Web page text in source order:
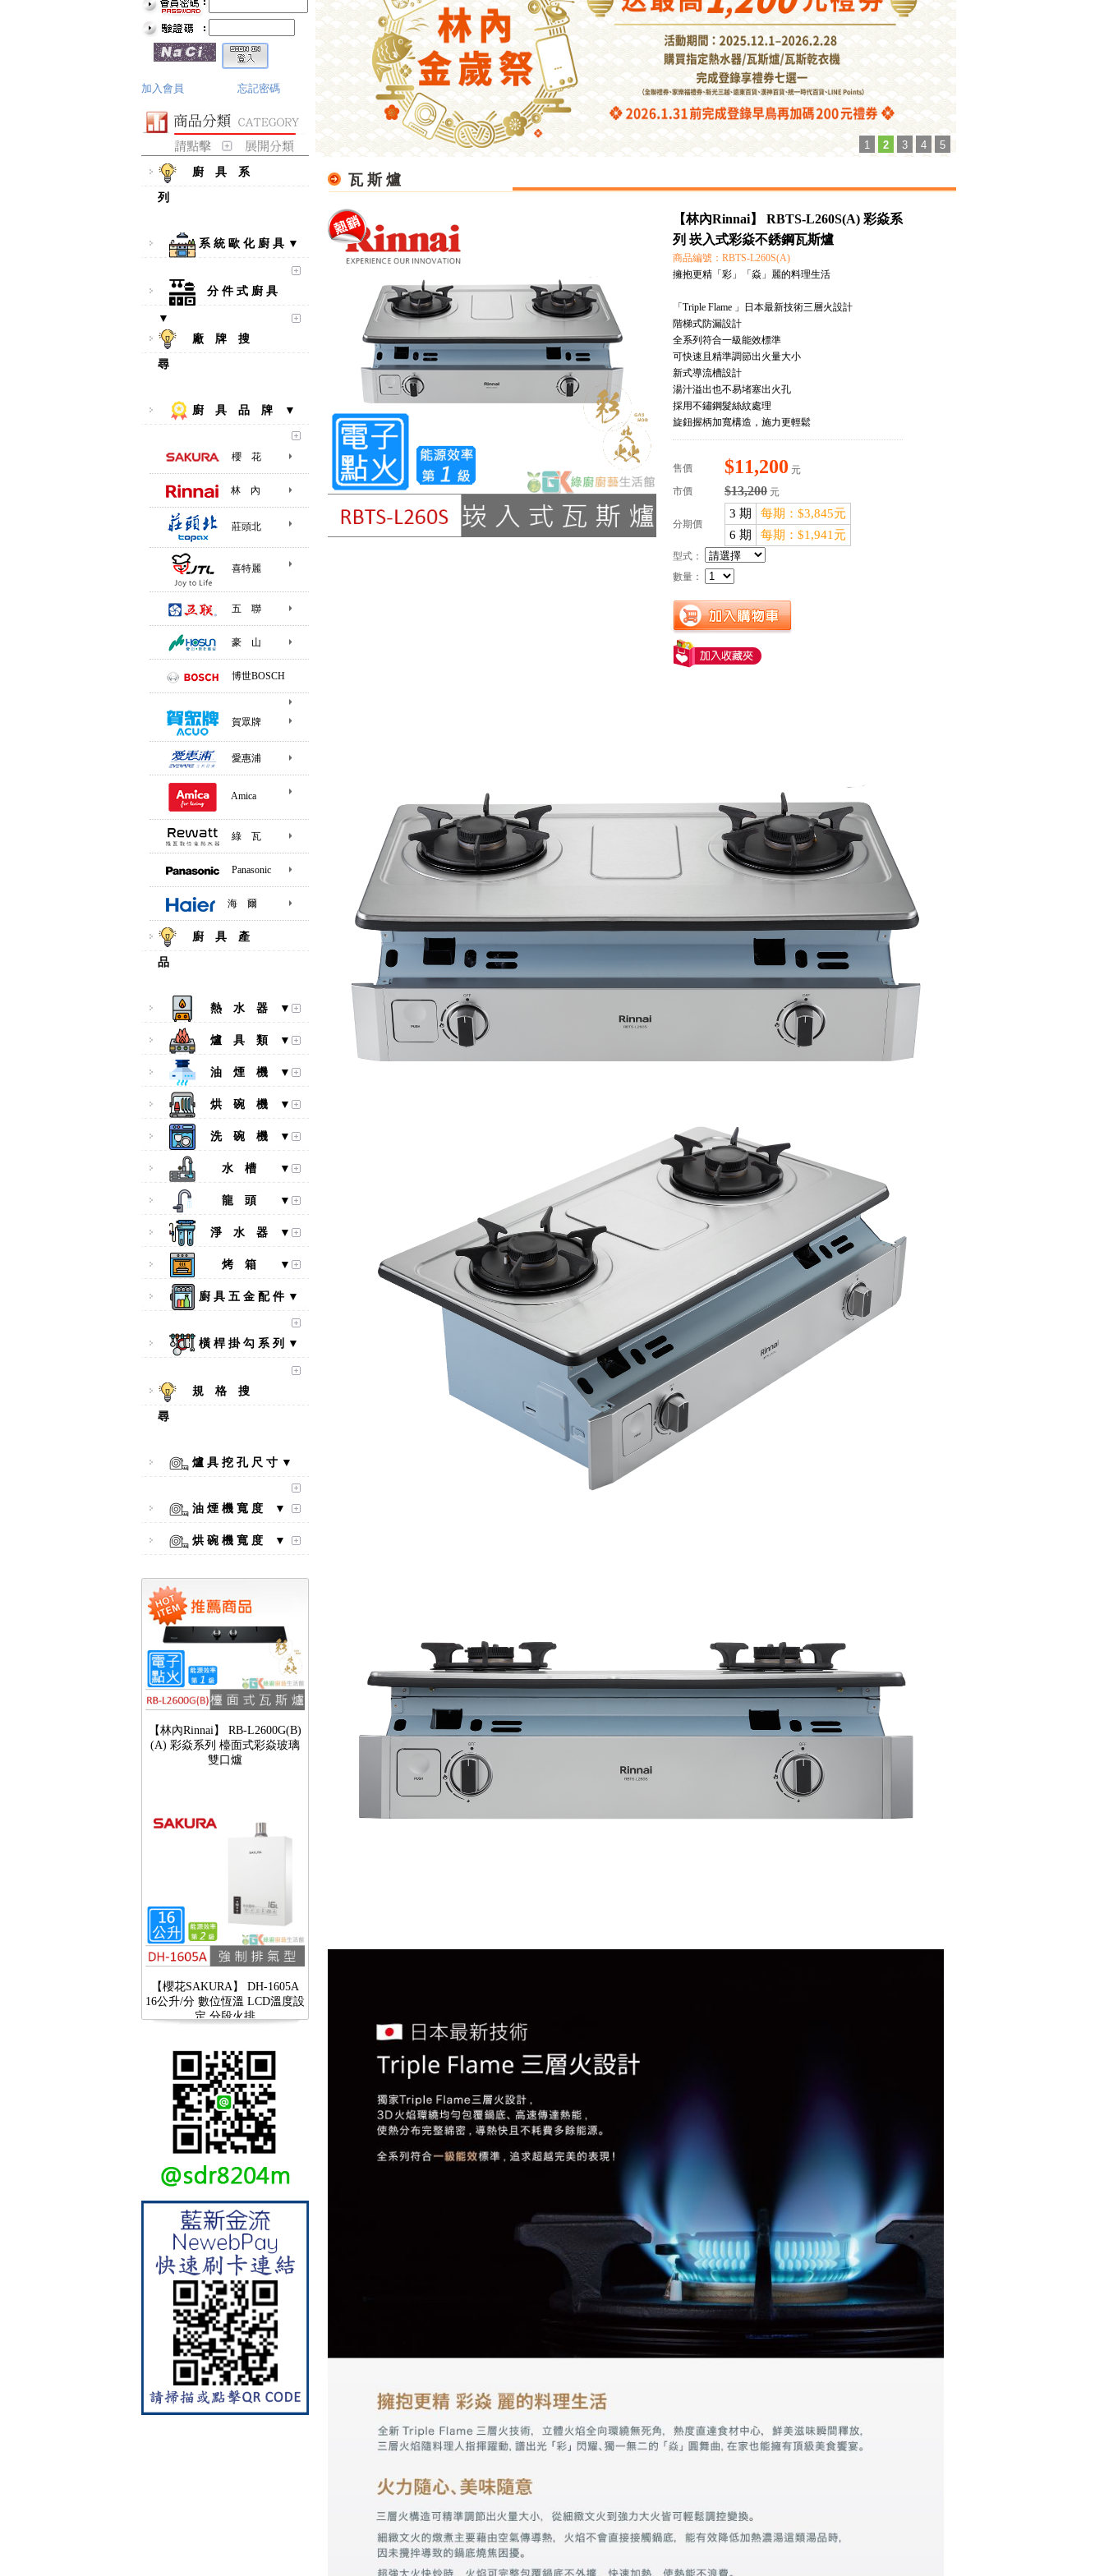
加入會員 忘記密碼
廚 具 系
列
系 統 歐 化 廚 具 ▼
分 件 式 廚 具
▼
廠 牌 搜
尋
廚 具 品 牌 ▼
櫻 花
林 內
莊頭北
喜特麗
五 聯
豪 山
博世BOSCH
賀眾牌
愛惠浦
Amica
綠 瓦
Panasonic
海 爾
廚 具 產
品
熱 水 器 ▼
爐 具 類 ▼
油 煙 機 ▼
烘 碗 機 ▼
洗 碗 機 ▼
水 槽 ▼
龍 頭 ▼
淨 水 器 ▼
烤 箱 ▼
廚 具 五 金 配 件 ▼
橫 桿 掛 勾 系 列 ▼
規 格 搜
尋
爐 具 挖 孔 尺 寸 ▼
油 煙 機 寬 度 ▼
烘 碗 機 寬 度 ▼
口爐
【林內Rinnai】 RB-L2600G(B)
(A) 彩焱系列 檯面式彩焱玻璃
【櫻花SAKURA】 DH-1605A
16公升/分 數位恆溫 LCD溫度設
【林內Rinnai】 RB-L2600S(A)
彩焱系列 檯面式彩焱不銹鋼雙
口爐
1 2 3 4 5
瓦 斯 爐
【林內Rinnai】 RBTS-L260S(A) 彩焱系
列 崁入式彩焱不銹鋼瓦斯爐
商品編號：RBTS-L260S(A)
擁抱更精「彩」「焱」麗的料理生活
「Triple Flame 」日本最新技術三層火設計
階梯式防漏設計
全系列符合一級能效標準
可快速且精準調節出火量大小
新式導流槽設計
湯汁溢出也不易堵塞出火孔
採用不鏽鋼髮絲紋處理
旋鈕握柄加寬構造，施力更輕鬆
售價 $11,200 元
市價
$13,200 元
分期價
3 期
每期：$3,845元
6 期
每期：$1,941元
型式：
數量：